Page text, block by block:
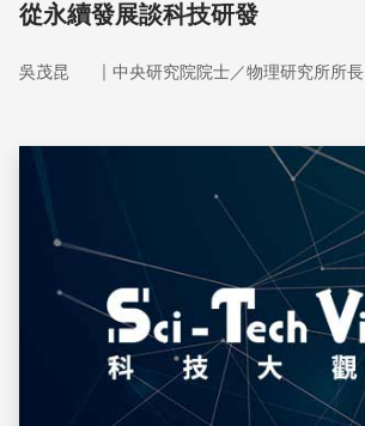
從永續發展談科技研發
吳茂昆 ｜ 中央研究院院士／物理研究所所長